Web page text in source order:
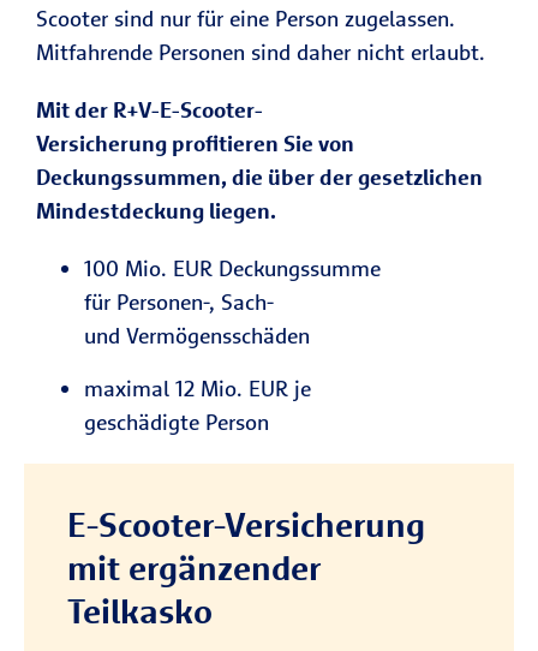
Scooter sind nur für eine Person zugelassen.
Mitfahrende Personen sind daher nicht erlaubt.
Mit der R+V-E-Scooter-
Versicherung profitieren Sie von
Deckungssummen, die über der gesetzlichen
Mindestdeckung liegen.
100 Mio. EUR Deckungssumme
für Personen-, Sach-
und Vermögensschäden
maximal 12 Mio. EUR je
geschädigte Person
E-Scooter-Versicherung
mit ergänzender
Teilkasko